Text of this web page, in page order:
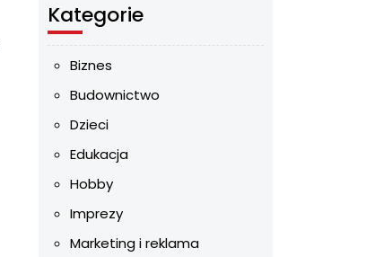
Kategorie
Biznes
Budownictwo
Dzieci
Edukacja
Hobby
Imprezy
Marketing i reklama